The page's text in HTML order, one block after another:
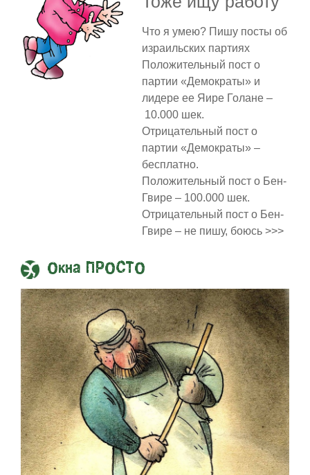
Что я умею? Пишу посты об
израильских партиях
Положительный пост о
партии «Демократы» и
лидере ее Яире Голане –
10.000 шек.
Отрицательный пост о
партии «Демократы» –
бесплатно.
Положительный пост о Бен-
Гвире – 100.000 шек.
Отрицательный пост о Бен-
Гвире – не пишу, боюсь >>>
Окна ПРОСТО